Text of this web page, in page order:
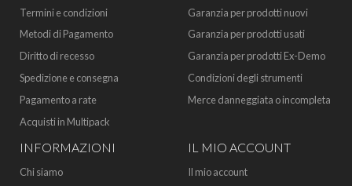
Termini e condizioni
Metodi di Pagamento
Diritto di recesso
Spedizione e consegna
Pagamento a rate
Acquisti in Multipack
Garanzia per prodotti nuovi
Garanzia per prodotti usati
Garanzia per prodotti Ex-Demo
Condizioni degli strumenti
Merce danneggiata o incompleta
INFORMAZIONI
Chi siamo
IL MIO ACCOUNT
Il mio account